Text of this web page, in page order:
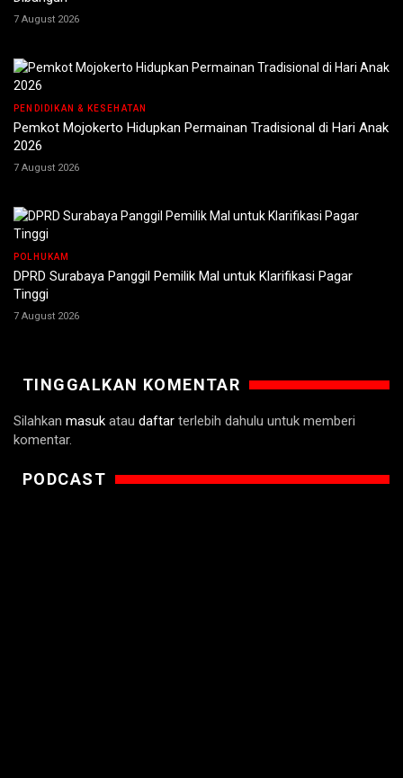
7 August 2026
PENDIDIKAN & KESEHATAN
Pemkot Mojokerto Hidupkan Permainan Tradisional di Hari Anak
2026
7 August 2026
POLHUKAM
DPRD Surabaya Panggil Pemilik Mal untuk Klarifikasi Pagar
Tinggi
7 August 2026
TINGGALKAN KOMENTAR
Silahkan masuk atau daftar terlebih dahulu untuk memberi
komentar.
PODCAST